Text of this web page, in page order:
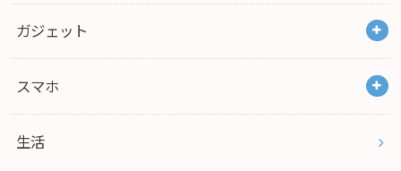
ガジェット
スマホ
生活